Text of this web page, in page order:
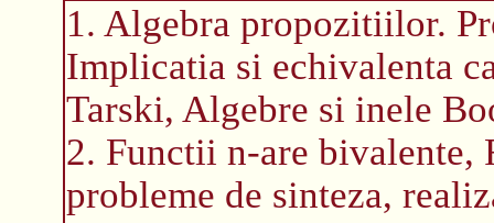
1. Algebra propozitiilor.
Implicatia si echivalenta
Tarski, Algebre si inele
2. Functii n-are bivalente,
probleme de sinteza,